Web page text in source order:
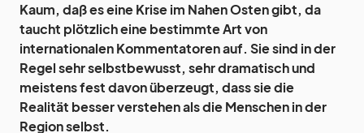
Kaum, daß es eine Krise im Nahen Osten gibt, da
taucht plötzlich eine bestimmte Art von
internationalen Kommentatoren auf. Sie sind in der
Regel sehr selbstbewusst, sehr dramatisch und
meistens fest davon überzeugt, dass sie die
Realität besser verstehen als die Menschen in der
Region selbst.